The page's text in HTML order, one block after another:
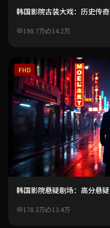
韩国影院古装大戏：历史传
198.7万 14.2万
FHD
韩国影院悬疑剧场：高分悬
178.3万 13.4万